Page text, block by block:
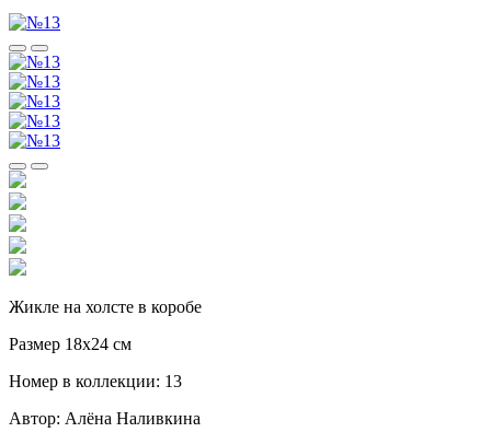
Жикле на холсте в коробе
Размер 18х24 см
Номер в коллекции: 13
Автор: Алёна Наливкина